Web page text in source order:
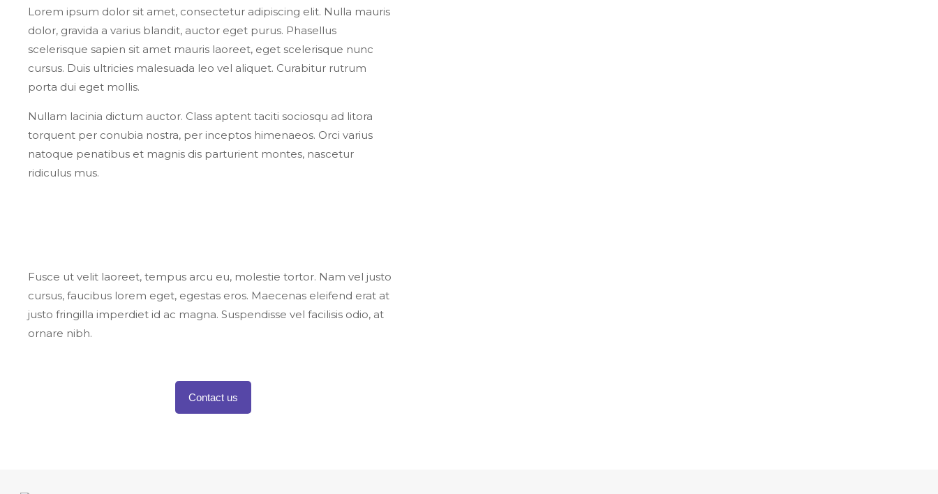
Lorem ipsum dolor sit amet, consectetur adipiscing elit. Nulla mauris
dolor, gravida a varius blandit, auctor eget purus. Phasellus
scelerisque sapien sit amet mauris laoreet, eget scelerisque nunc
cursus. Duis ultricies malesuada leo vel aliquet. Curabitur rutrum
porta dui eget mollis.
Nullam lacinia dictum auctor. Class aptent taciti sociosqu ad litora
torquent per conubia nostra, per inceptos himenaeos. Orci varius
natoque penatibus et magnis dis parturient montes, nascetur
ridiculus mus.
Fusce ut velit laoreet, tempus arcu eu, molestie tortor. Nam vel justo
cursus, faucibus lorem eget, egestas eros. Maecenas eleifend erat at
justo fringilla imperdiet id ac magna. Suspendisse vel facilisis odio, at
ornare nibh.
Contact us